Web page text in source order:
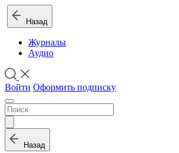
Назад
Журналы
Аудио
Войти Оформить подписку
Назад